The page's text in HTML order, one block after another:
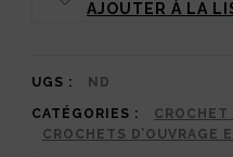
MurasakiAJOUTER À LA
UGS : ND
CATÉGORIES : CROCHET
CROCHETS D’OUVRAGE